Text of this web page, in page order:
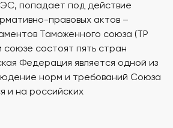
попадает под действие
правовых актов –
Таможенного союза (ТР
союзе состоят пять стран
Федерация является одной из
норм и требований Союза
и на российских